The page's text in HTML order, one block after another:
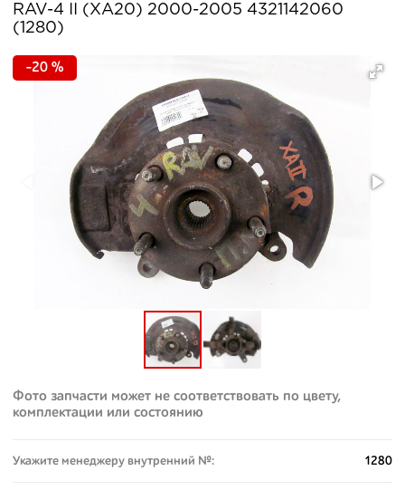
RAV-4 II (XA20) 2000-2005 4321142060
(1280)
-20 %
Фото запчасти может не соответствовать по цвету,
комплектации или состоянию
Укажите менеджеру внутренний №: 1280